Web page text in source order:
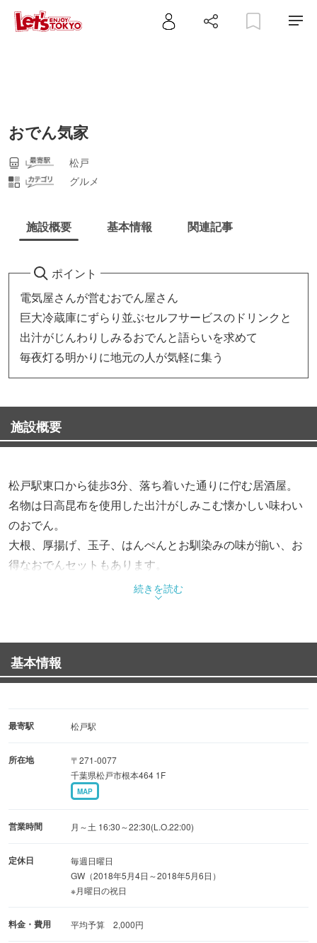
おでん気家
松戸
グルメ
施設概要 基本情報 関連記事
ポイント
電気屋さんが営むおでん屋さん
巨大冷蔵庫にずらり並ぶセルフサービスのドリンクと
出汁がじんわりしみるおでんと語らいを求めて
毎夜灯る明かりに地元の人が気軽に集う
施設概要
松戸駅東口から徒歩3分、落ち着いた通りに佇む居酒屋。
名物は日高昆布を使用した出汁がしみこむ懐かしい味わい
のおでん。
大根、厚揚げ、玉子、はんぺんとお馴染みの味が揃い、お
得なおでんセットもあります。
一品料理も豊富で、店主イチ押しのボリューム満点モツ煮
や唐揚げ、たこ焼きなどが目白押し。
お酒は、日本酒（熱燗）、ウイスキー、焼酎からワインま
で店主こだわりのおでんや一品に合う酒が勢揃い。
また、店内には大きな冷蔵ショーケースが設置されてい
糖質オフの発泡酒などがセルフサービスで気軽に飲めま
全体的にリーズナブルな値段設定だから、たっぷり飲んで
食べてもお財布に優しい人情居酒屋。
おでん気家はおかげ様で松戸で創業５３年の(株)桜井電気
続きを読む
基本情報
最寄駅 松戸駅
所在地
〒271-0077
千葉県松戸市根本464 1F
MAP
営業時間 月～土 16:30～22:30(L.O.22:00)
定休日
毎週日曜日
GW（2018年5月4日～2018年5月6日）
※月曜日の祝日
料金・費用 平均予算 2,000円